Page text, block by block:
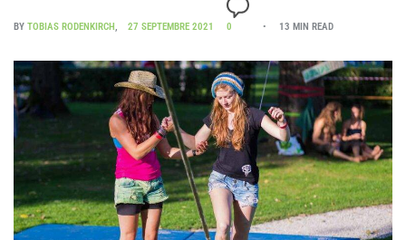
BY TOBIAS RODENKIRCH 27 SEPTEMBRE 2021 0 13 MIN READ